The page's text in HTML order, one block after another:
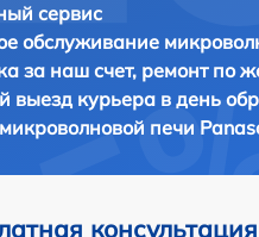
сервис
обслуживание
за наш счет, ремонт по
выезд курьера в день
печи